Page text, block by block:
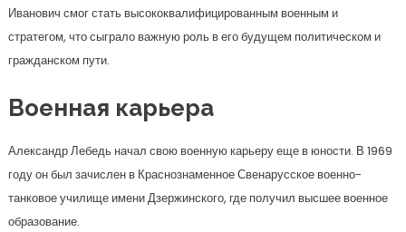
Иванович смог стать высококвалифицированным военным и
стратегом, что сыграло важную роль в его будущем политическом и
гражданском пути.
Военная карьера
Александр Лебедь начал свою военную карьеру еще в юности. В 1969
году он был зачислен в Краснознаменное Свенарусское военно-
танковое училище имени Дзержинского, где получил высшее военное
образование.